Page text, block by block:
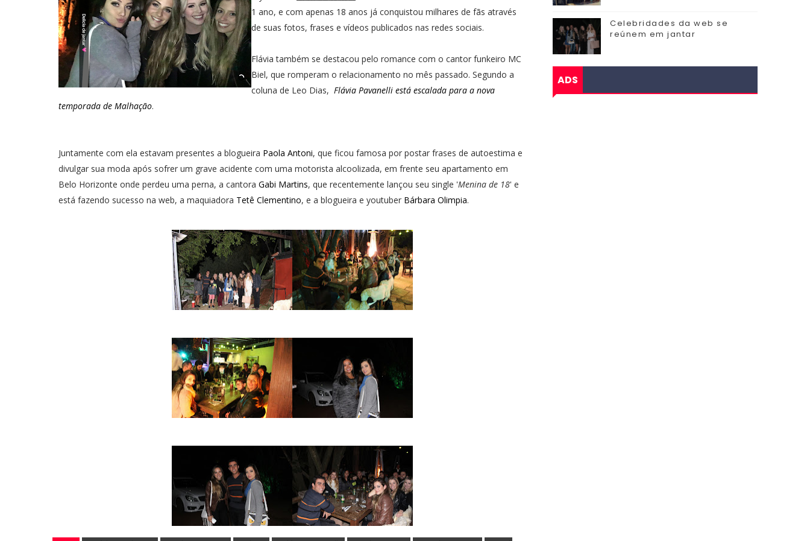
1 ano, e com apenas 18 anos já conquistou milhares de fãs através
de suas fotos, frases e vídeos publicados nas redes sociais.
Flávia também se destacou pelo romance com o cantor funkeiro MC
Biel, que romperam o relacionamento no mês passado. Segundo a
coluna de Leo Dias, Flávia Pavanelli está escalada para a nova
temporada de Malhação.
Juntamente com ela estavam presentes a blogueira Paola Antoni, que ficou famosa por postar frases de autoestima e
divulgar sua moda após sofrer um grave acidente com uma motorista alcoolizada, em frente seu apartamento em
Belo Horizonte onde perdeu uma perna, a cantora Gabi Martins, que recentemente lançou seu single 'Menina de 18' e
está fazendo sucesso na web, a maquiadora Tetê Clementino, e a blogueira e youtuber Bárbara Olimpia.
Celebridades da web se
reúnem em jantar
ADS